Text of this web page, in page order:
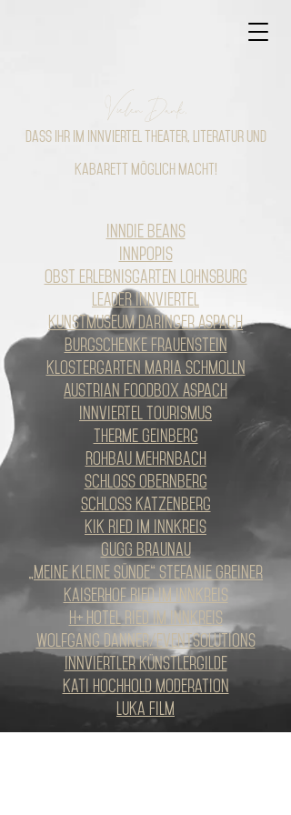
Vielen Dank,
dass ihr im Innviertel Theater, Literatur und
Kabarett möglich macht!
Inndie Beans
Innpopis
Obst Erlebnisgarten Lohnsburg
LEADER Innviertel
Kunstmuseum Daringer Aspach
Burgschenke Frauenstein
Klostergarten Maria Schmolln
Austrian Foodbox Aspach
Innviertel Tourismus
Therme Geinberg
Rohbau Mehrnbach
Schloss Obernberg
Schloss Katzenberg
KIK Ried im Innkreis
GUGG Braunau
„Meine kleine Sünde“ Stefanie Greiner
Kaiserhof Ried im Innkreis
H+ Hotel Ried im Innkreis
Wolfgang Danner/Eventsolutions
Innviertler Künstlergilde
Kati Hochhold Moderation
Luka Film